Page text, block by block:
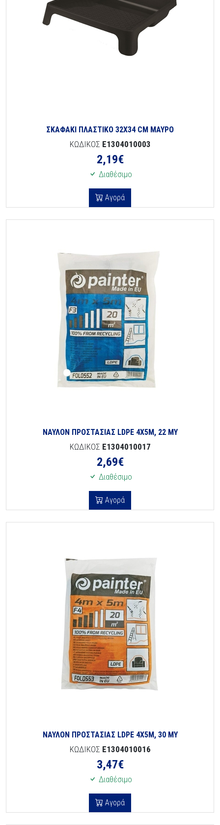
ΣΚΑΦΑΚΙ ΠΛΑΣΤΙΚΟ 32Χ34 CM ΜΑΥΡΟ
ΚΩΔΙΚΟΣ E1304010003
2,19€
Διαθέσιμο
Αγορά
ΝΑΥΛΟΝ ΠΡΟΣΤΑΣΙΑΣ LDPE 4Χ5Μ, 22 ΜΥ
ΚΩΔΙΚΟΣ E1304010017
2,69€
Διαθέσιμο
Αγορά
ΝΑΥΛΟΝ ΠΡΟΣΤΑΣΙΑΣ LDPE 4Χ5Μ, 30 ΜΥ
ΚΩΔΙΚΟΣ E1304010016
3,47€
Διαθέσιμο
Αγορά